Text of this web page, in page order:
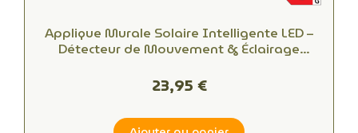
Applique Murale Solaire Intelligente LED –
Détecteur de Mouvement & Éclairage
23,95 €